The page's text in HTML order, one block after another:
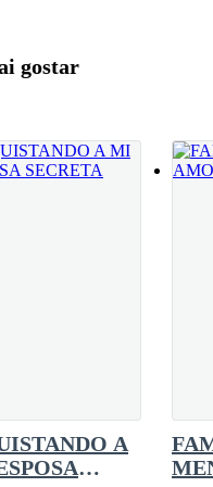
siente que pierde las
con firmeza.Y Liah no puede
gostar
A